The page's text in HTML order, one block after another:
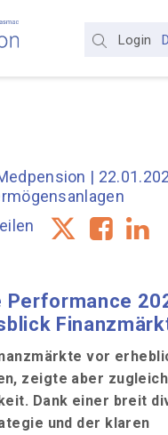
Login
|
Performance
vor
zeigte aber
Dank einer breit
und der klaren